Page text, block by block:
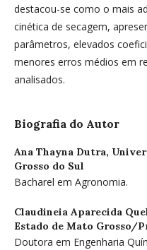
destacou-se como o mais
cinética de secagem,
parâmetros, elevados
menores erros médios em
analisados.
Biografia do Autor
Ana Thayna Dutra,
Grosso do Sul
Bacharel em Agronomia.
Claudineia Aparecida
Estado de Mato Grosso/
Doutora em Engenharia